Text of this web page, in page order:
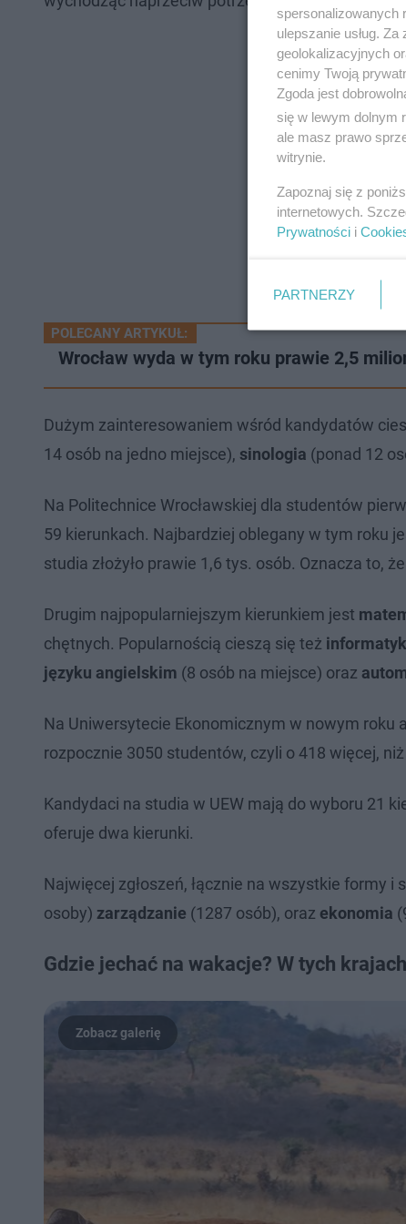
POLECANY ARTYKUŁ:
Wrocław wyda w tym roku prawie 2,5
Dużym zainteresowaniem wśród kandydatów
14 osób na jedno miejsce), sinologia (ponad 12
Na Politechnice Wrocławskiej dla studentów
59 kierunkach. Najbardziej oblegany w tym roku
studia złożyło prawie 1,6 tys. osób. Oznacza to,
Drugim najpopularniejszym kierunkiem jest
chętnych. Popularnością cieszą się też
języku angielskim (8 osób na miejsce) oraz
Na Uniwersytecie Ekonomicznym w nowym roku
rozpocznie 3050 studentów, czyli o 418 więcej,
Kandydaci na studia w UEW mają do wyboru 21
oferuje dwa kierunki.
Najwięcej zgłoszeń, łącznie na wszystkie formy
osoby) zarządzanie (1287 osób), oraz ekonomia
Gdzie jechać na wakacje? W tych
spersonalizowanych
ulepszanie usług.
geolokalizacyjnych
cenimy Twoją
Zgoda jest
się w lewym dolnym
ale masz prawo
witrynie.
Zapoznaj się z
internetowych.
Prywatności i
PARTNERZY